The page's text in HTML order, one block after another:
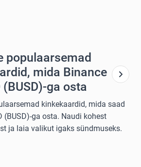
populaarsemad
mida Binance
(BUSD)-ga osta
kinkekaardid, mida saad
(BUSD)-ga osta. Naudi kohest
ja laia valikut igaks sündmuseks.